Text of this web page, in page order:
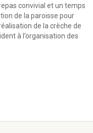
convivial et un temps
de la paroisse pour
de la crèche de
à l’organisation des